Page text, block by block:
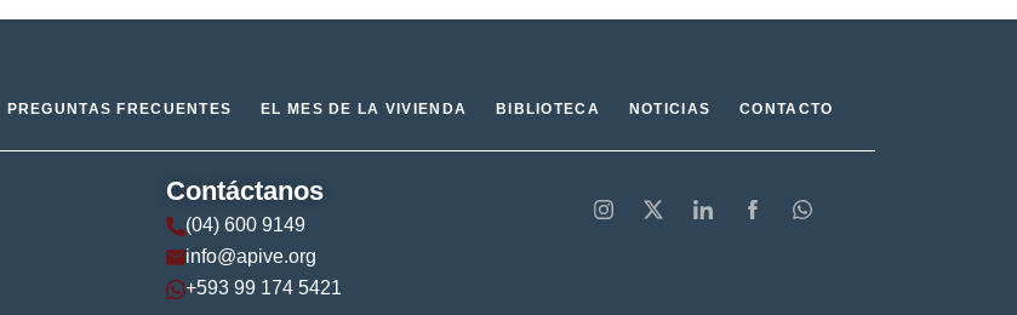
PREGUNTAS FRECUENTES EL MES DE LA VIVIENDA BIBLIOTECA NOTICIAS CONTACTO
Contáctanos
(04) 600 9149
info@apive.org
+593 99 174 5421